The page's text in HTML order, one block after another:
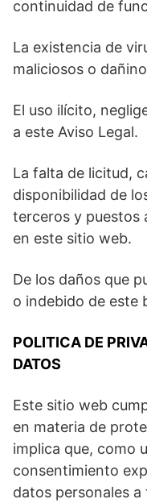
continuidad de
La existencia de
maliciosos o
El uso ilícito,
a este Aviso Legal.
La falta de licitud,
disponibilidad de
terceros y puestos
en este sitio web.
De los daños que
o indebido de este
POLITICA DE
DATOS
Este sitio web
en materia de
implica que, como
consentimiento
datos personales